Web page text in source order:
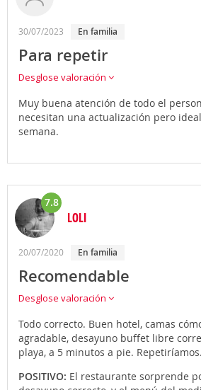
30/07/2023 En familia
Para repetir
Desglose valoración
Muy buena atención de todo el
necesitan una actualización pero
semana.
7.8
LOLI
20/07/2020 En familia
Recomendable
Desglose valoración
Todo correcto. Buen hotel, camas
agradable, desayuno buffet libre
playa, a 5 minutos a pie. Repetiríamos.
POSITIVO: El restaurante sorprende